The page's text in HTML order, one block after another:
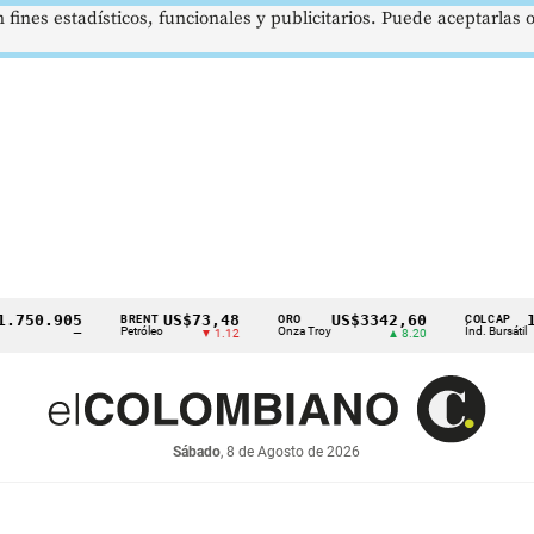
BRENT
Petróleo
US$73,48
▼ 1.12
ORO
Onza Troy
US$3342,60 COLCAP
Índ. Bursátil
Sábado, 8 de Agosto de 2026
estadísticos, funcionales y publicitarios. Puede aceptarlas